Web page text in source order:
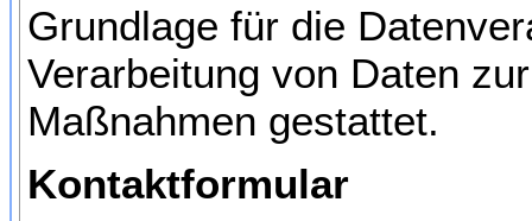
Grundlage für die
Verarbeitung von Daten
Maßnahmen gestattet.
Kontaktformular